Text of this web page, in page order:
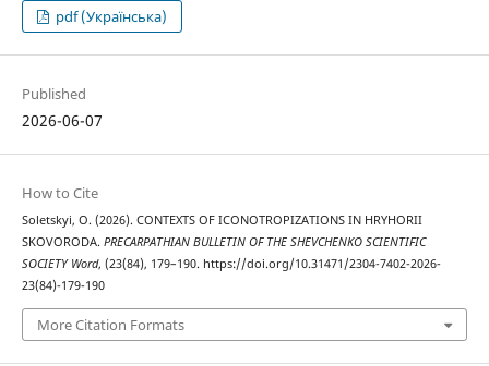
pdf (Українська)
Published
2026-06-07
How to Cite
Soletskyi, O. (2026). CONTEXTS OF ICONOTROPIZATIONS IN HRYHORII
SKOVORODA. PRECARPATHIAN BULLETIN OF THE SHEVCHENKO SCIENTIFIC
SOCIETY Word, (23(84), 179–190. https://doi.org/10.31471/2304-7402-2026-
23(84)-179-190
More Citation Formats